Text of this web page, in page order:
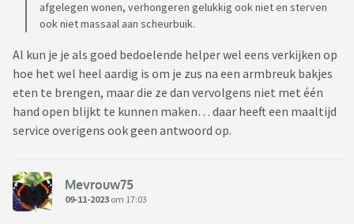
afgelegen wonen, verhongeren gelukkig ook niet en sterven
ook niet massaal aan scheurbuik.
Al kun je je als goed bedoelende helper wel eens verkijken op
hoe het wel heel aardig is om je zus na een armbreuk bakjes
eten te brengen, maar die ze dan vervolgens niet met één
hand open blijkt te kunnen maken… daar heeft een maaltijd
service overigens ook geen antwoord op.
Mevrouw75
09-11-2023 om 17:03